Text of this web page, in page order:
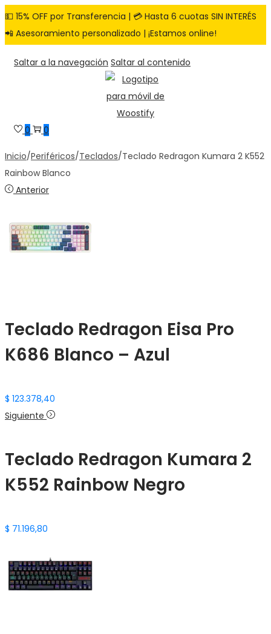
💵 15% OFF por Transferencia | 💳 Hasta 6 cuotas SIN INTERÉS
📲 Asesoramiento personalizado | ¡Estamos online!
Saltar a la navegación Saltar al contenido
0 0
Inicio/Periféricos/Teclados/Teclado Redragon Kumara 2 K552
Rainbow Blanco
Anterior
Teclado Redragon Eisa Pro
K686 Blanco – Azul
$ 123.378,40
Siguiente
Teclado Redragon Kumara 2
K552 Rainbow Negro
$ 71.196,80